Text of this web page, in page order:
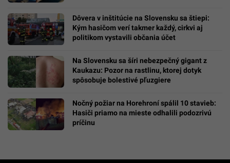
Dôvera v inštitúcie na Slovensku sa štiepi:
Kým hasičom verí takmer každý, cirkvi aj
politikom vystavili občania účet
Na Slovensku sa šíri nebezpečný gigant z
Kaukazu: Pozor na rastlinu, ktorej dotyk
spôsobuje bolestivé pľuzgiere
Nočný požiar na Horehroní spálil 10 stavieb:
Hasiči priamo na mieste odhalili podozrivú
príčinu